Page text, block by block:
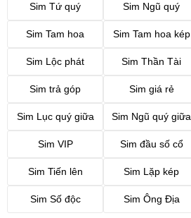
Sim Tứ quý Sim Ngũ quý
Sim Tam hoa Sim Tam hoa kép
Sim Lộc phát Sim Thần Tài
Sim trả góp Sim giá rẻ
Sim Lục quý giữa Sim Ngũ quý giữa
Sim VIP Sim đầu số cổ
Sim Tiến lên Sim Lặp kép
Sim Số độc Sim Ông Địa